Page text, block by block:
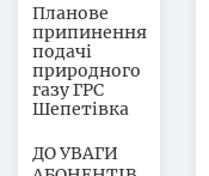
Планове
припинення
подачі
природного
газу ГРС
Шепетівка
ДО УВАГИ